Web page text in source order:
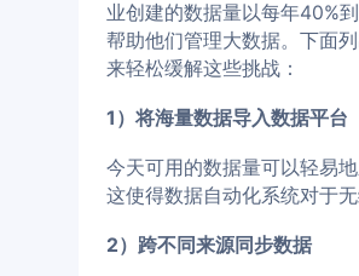
业创建的数据量以每年40%
帮助他们管理大数据。下面
来轻松缓解这些挑战：
1）将海量数据导入数据平台
今天可用的数据量可以轻易
这使得数据自动化系统对于
2）跨不同来源同步数据